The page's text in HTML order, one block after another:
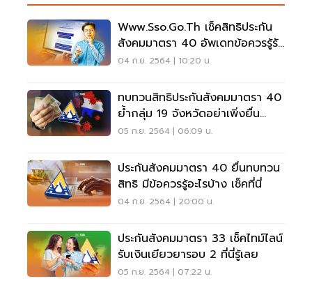
Www.sso.go.th เช็คสิทธิประกัน
สังคมมาตรา 40 อัพเดทข้อควรรู้รับ
เงินเยียวยาที่นี่
04 ก.ย. 2564 | 10:20 น.
ทบทวนสิทธิประกันสังคมมาตรา 40
ย้ำกลุ่ม 19 จังหวัดอย่าเพิ่งยื่น
ทบทวนสิทธิ
05 ก.ย. 2564 | 06:09 น.
ประกันสังคมมาตรา 40 ยื่นทบทวน
สิทธิ มีข้อควรรู้อะไรบ้าง เช็คที่นี่
04 ก.ย. 2564 | 20:00 น.
ประกันสังคมมาตรา 33 เช็คไทม์ไลน์
รับเงินเยียวยารอบ 2 ที่นี่รู้เลย
05 ก.ย. 2564 | 07:22 น.